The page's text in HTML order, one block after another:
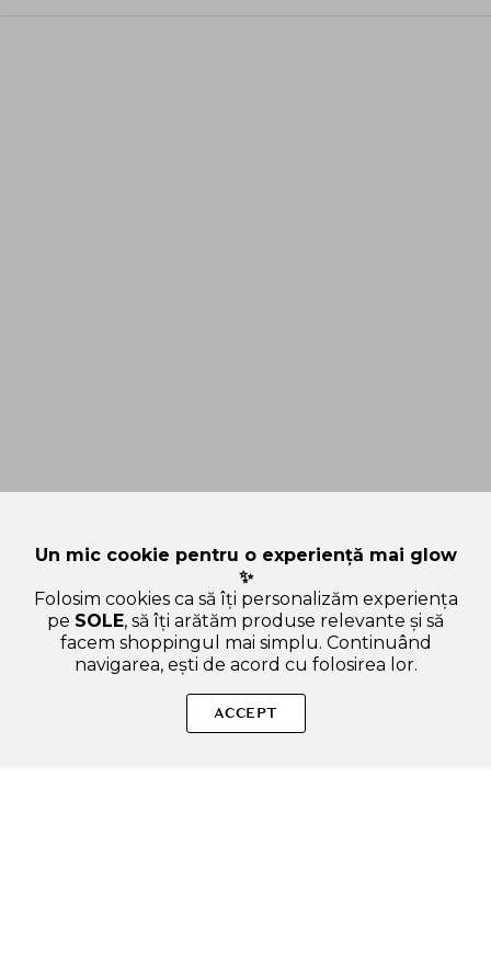
Produse autentice, conforme UE, alese responsabil.
Un mic cookie pentru o experiență mai glow
✨
Folosim cookies ca să îți personalizăm experiența
pe SOLE, să îți arătăm produse relevante și să
facem shoppingul mai simplu. Continuând
navigarea, ești de acord cu folosirea lor.
ACCEPT